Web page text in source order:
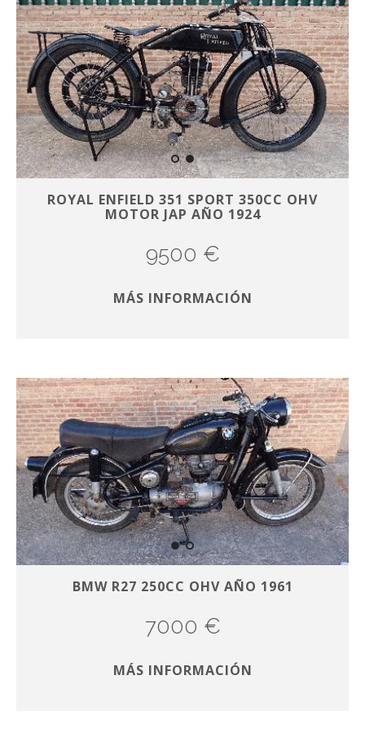
ROYAL ENFIELD 351 SPORT 350CC OHV
MOTOR JAP AÑO 1924
9500 €
MÁS INFORMACIÓN
BMW R27 250CC OHV AÑO 1961
7000 €
MÁS INFORMACIÓN